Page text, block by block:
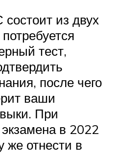
из двух
тест,
после чего
ваши
При
в 2022
же отнести в